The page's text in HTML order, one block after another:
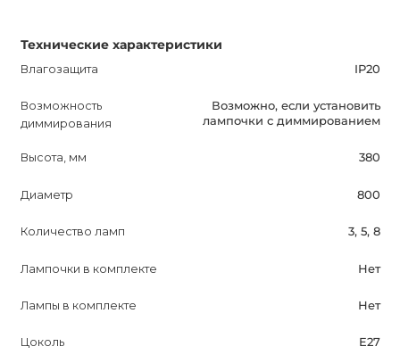
Технические характеристики
Влагозащита IP20
Возможность
диммирования
Возможно, если установить
лампочки с диммированием
Высота, мм 380
Диаметр 800
Количество ламп 3, 5, 8
Лампочки в комплекте Нет
Лампы в комплекте Нет
Цоколь E27